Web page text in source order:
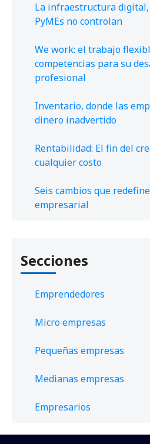
La infraestructura digital,
PyMEs no controlan
We work: el trabajo
competencias para su
profesional
Inventario, donde las
dinero inadvertido
Rentabilidad: El fin del
cualquier costo
Seis cambios que
empresarial
Secciones
Emprendedores
Micro empresas
Pequeñas empresas
Medianas empresas
Empresarios